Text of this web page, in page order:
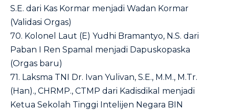
S.E. dari Kas Kormar menjadi Wadan Kormar
(Validasi Orgas)
70. Kolonel Laut (E) Yudhi Bramantyo, N.S. dari
Paban I Ren Spamal menjadi Dapuskopaska
(Orgas baru)
71. Laksma TNI Dr. Ivan Yulivan, S.E., M.M., M.Tr.
(Han)., CHRMP., CTMP dari Kadisdikal menjadi
Ketua Sekolah Tinggi Intelijen Negara BIN